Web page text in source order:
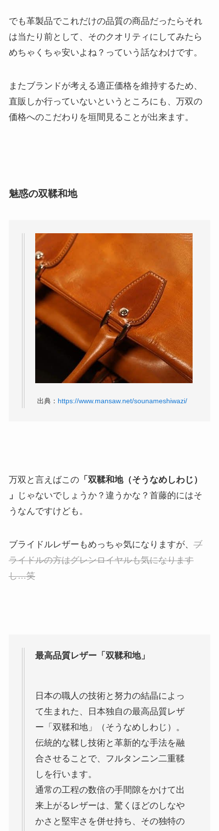
でも革製品でこれだけの品質の商品だったらそれ
は当たり前として、そのクオリティにしてみたら
めちゃくちゃ安いよね？っていう話なわけです。
またブランドが考える適正価格を維持するため、
直販しか行っていないというところにも、万双の
価格へのこだわりを垣間見ることが出来ます。
魅惑の双鞣和地
出典： https://www.mansaw.net/sounameshiwazi/
万双と言えばこの「双鞣和地（そうなめしわじ）
」
じゃないでしょうか？違うかな？首藤的にはそ
うなんですけども。
ブライドルレザーもめっちゃ気になりますが、ブ
ライドルの方はグレンロイヤルも気になります
し…笑
最高品質レザー「双鞣和地」
日本の職人の技術と努力の結晶によっ
て生まれた、日本独自の最高品質レザ
ー「双鞣和地」（そうなめしわじ）。
伝統的な鞣し技術と革新的な手法を融
合させることで、フルタンニン二重鞣
しを行います。
通常の工程の数倍の手間隙をかけて出
来上がるレザーは、驚くほどのしなや
かさと堅牢さを併せ持ち、その独特の